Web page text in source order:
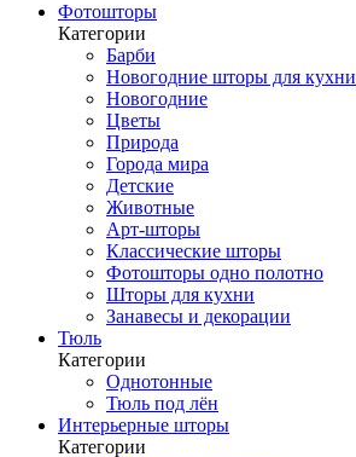
Фотошторы
Категории
Барби
Новогодние шторы для кухни
Новогодние
Цветы
Природа
Города мира
Детские
Животные
Арт-шторы
Классические шторы
Фотошторы одно полотно
Шторы для кухни
Занавесы и декорации
Тюль
Категории
Однотонные
Тюль под лён
Интерьерные шторы
Категории